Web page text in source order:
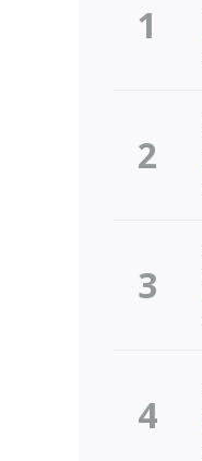
1
2
3
4